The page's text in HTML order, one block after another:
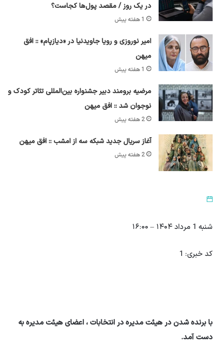
در یک روز / مقصد پول‌ها کجاست؟
1 هفته پیش
امیر نوروزی و رویا جاویدنیا در «دیازپام» :: افق
میهن
1 هفته پیش
مرضیه برومند دبیر جشنواره بین‌المللی تئاتر کودک و
نوجوان شد :: افق میهن
2 هفته پیش
آغاز سریال جدید شبکه سه از امشب :: افق میهن
2 هفته پیش
شنبه 1 مرداد ۱۴۰۴ – ۱۶:۰۰
کد خبری: 1
با برنده شدن در هیئت مدیره در انتخابات ، اعضای هیئت مدیره به
دست آمد.